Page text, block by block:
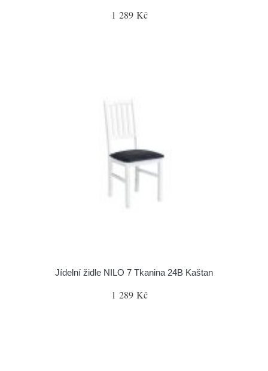
1 289 Kč
Jídelní židle NILO 7 Tkanina 24B Kaštan
1 289 Kč